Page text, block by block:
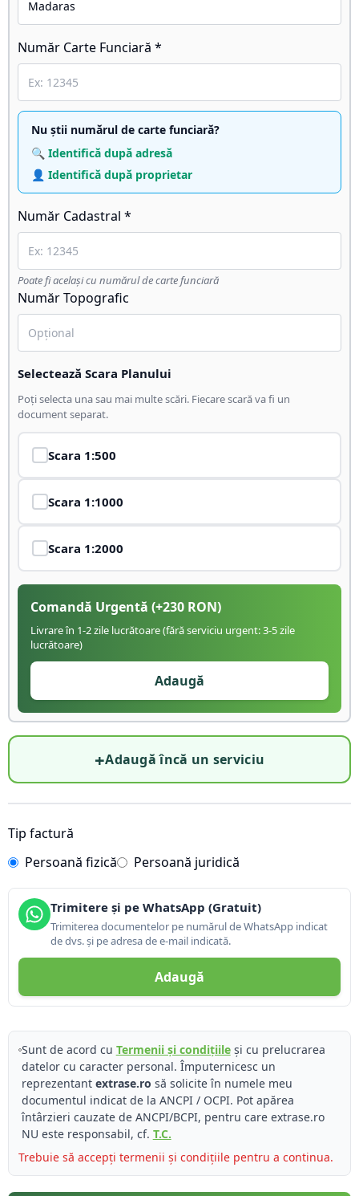
Număr Carte Funciară *
Nu știi numărul de carte funciară?
🔍 Identifică după adresă
👤 Identifică după proprietar
Număr Cadastral *
Poate fi același cu numărul de carte funciară
Număr Topografic
Selectează Scara Planului
Poți selecta una sau mai multe scări. Fiecare scară va fi un
document separat.
Scara 1:500
Scara 1:1000
Scara 1:2000
Comandă Urgentă (+230 RON)
Livrare în 1-2 zile lucrătoare (fără serviciu urgent: 3-5 zile
lucrătoare)
Adaugă
+Adaugă încă un serviciu
Tip factură
Persoană fizică
Persoană juridică
Trimitere și pe WhatsApp (Gratuit)
Trimiterea documentelor pe numărul de WhatsApp indicat
de dvs. și pe adresa de e-mail indicată.
Adaugă
Sunt de acord cu Termenii și condițiileși cu prelucrarea
datelor cu caracter personal. Împuternicesc un
reprezentant extrase.ro să solicite în numele meu
documentul indicat de la ANCPI / OCPI. Pot apărea
întârzieri cauzate de ANCPI/BCPI, pentru care extrase.ro
NU este responsabil, cf. T.C.
Trebuie să accepți termenii și condițiile pentru a continua.